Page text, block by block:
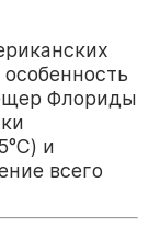
Флориды
и
всего